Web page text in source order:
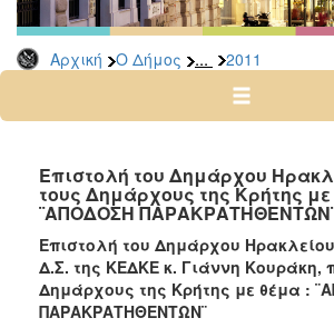
Αρχική Ο Δήμος ... 2011
Αρχείο
2026
2024
2022
2020
2019
Επιστολή του Δημάρχου
τους Δημάρχους της Κρήτης
¨ΑΠΟΔΟΣΗ
Επιστολή του Δημάρχου
Δ.Σ. της ΚΕΔΚΕ κ. Γιάννη Κουράκη,
Δημάρχους της Κρήτης με θέμα :
ΠΑΡΑΚΡΑΤΗΘΕΝΤΩΝ¨